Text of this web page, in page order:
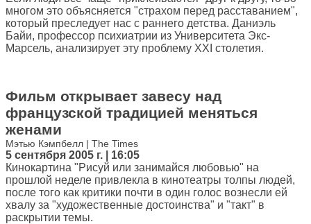
многом это объясняется "страхом перед расставанием",
который преследует нас с раннего детства. Даниэль
Байи, профессор психиатрии из Университета Экс-
Марсель, анализирует эту проблему XXI столетия.
Фильм открывает завесу над
французской традицией меняться
женами
Мэтью Кэмпбелл | The Times
5 сентября 2005 г. | 16:05
Кинокартина "Рисуй или занимайся любовью" на
прошлой неделе привлекла в кинотеатры толпы людей,
после того как критики почти в один голос вознесли ей
хвалу за "художественные достоинства" и "такт" в
раскрытии темы.